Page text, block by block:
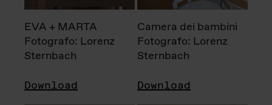
EVA + MARTA
Fotografo: Lorenz
Sternbach
Download
Camera dei bambini
Fotografo: Lorenz
Sternbach
Download